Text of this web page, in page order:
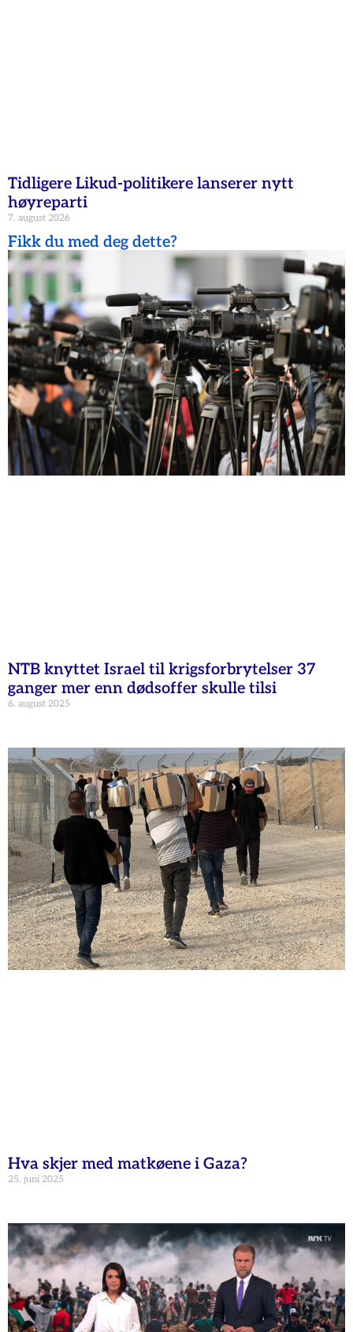
Tidligere Likud-politikere lanserer nytt
høyreparti
7. august 2026
Fikk du med deg dette?
NTB knyttet Israel til krigsforbrytelser 37
ganger mer enn dødsoffer skulle tilsi
6. august 2025
Hva skjer med matkøene i Gaza?
25. juni 2025